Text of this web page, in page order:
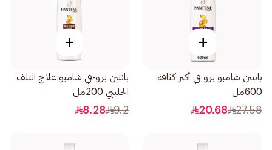
+
بانتين شامبو برو في أكثر كثافة
600مل
27.58
20.68
+
بانتين برو-في شامبو علاج التلف
الحليبي 200مل
9.2
8.28